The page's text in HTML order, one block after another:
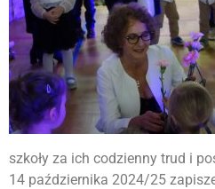
szkoły za ich codzienny trud i
14 października 2024/25